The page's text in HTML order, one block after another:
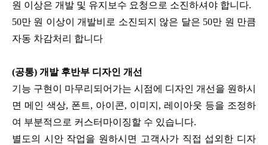
원 이상은 개발 및 유지보수 요청으로 소진하셔야 합니다.
50만 원 이상이 개발비로 소진되지 않은 달은 50만 원 만큼
자동 차감처리 합니다
(공통) 개발 후반부 디자인 개선
기능 구현이 마무리되어가는 시점에 디자인 개선을 원하시
면 메인 색상, 폰트, 아이콘, 이미지, 레이아웃 등을 조정하
여 부분적으로 커스터마이징할 수 있습니다.
별도의 시안 작업을 원하시면 고객사가 직접 섭외한 디자